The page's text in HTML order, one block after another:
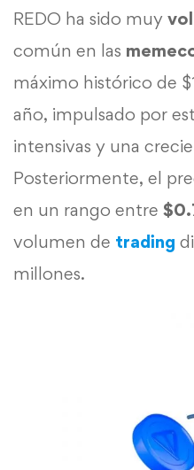
REDO ha sido muy
común en las
máximo histórico de
año, impulsado por
intensivas y una
Posteriormente, el
en un rango entre
volumen de trading
millones.